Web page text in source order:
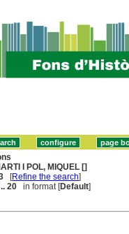
I POL, MIQUEL []
[Refine the search]
20 in format [Default]